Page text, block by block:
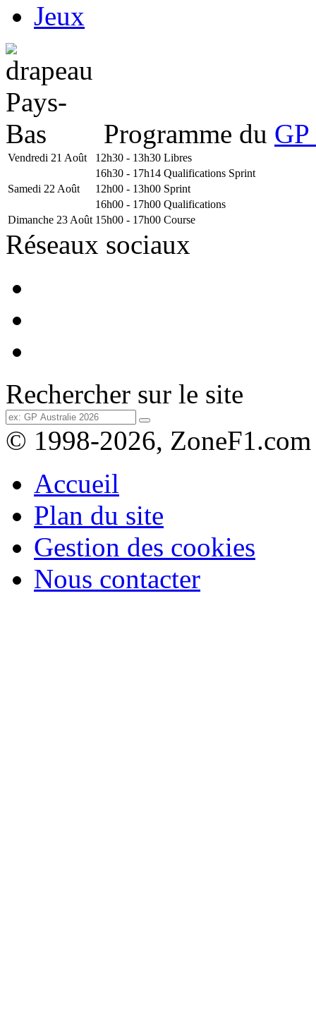
Jeux
Programme du
Vendredi 21 Août 12h30 - 13h30 Libres
16h30 - 17h14 Qualifications Sprint
Samedi 22 Août
12h00 - 13h00 Sprint
16h00 - 17h00 Qualifications
Dimanche 23 Août 15h00 - 17h00 Course
Réseaux sociaux
Rechercher sur le site
© 1998-2026, ZoneF1.com
Accueil
Plan du site
Gestion des cookies
Nous contacter